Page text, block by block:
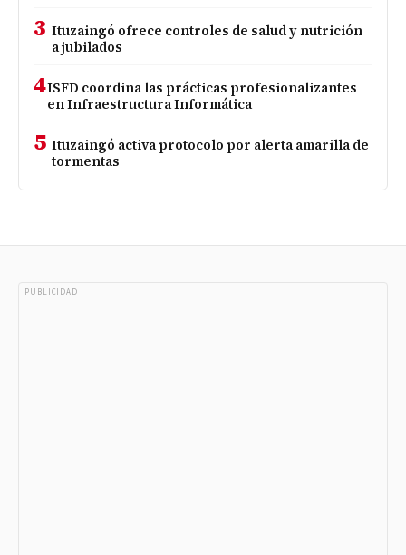
3 Ituzaingó ofrece controles de salud y nutrición
a jubilados
4ISFD coordina las prácticas profesionalizantes
en Infraestructura Informática
5 Ituzaingó activa protocolo por alerta amarilla de
tormentas
PUBLICIDAD